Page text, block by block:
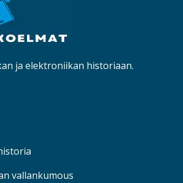
ja elektroniikan historiaan.
vallankumous